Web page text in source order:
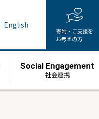
English
寄附・ご支援を
お考えの方
Social Engagement
社会連携